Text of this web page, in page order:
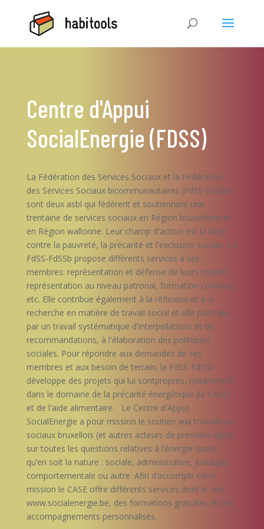
Centre d'Appui
SocialEnergie (FDSS)
La Fédération des Services Sociaux et la Fédération
des Services Sociaux bicommunautaires (FdSS-FdSSb)
sont deux asbl qui fédèrent et soutiennent une
trentaine de services sociaux en Région bruxelloise et
en Région wallonne. Leur champ d'action est la lutte
contre la pauvreté, la précarité et l'exclusion sociale. La
FdSS-FdSSb propose différents services à ses
membres: représentation et défense de leurs intérêts,
représentation au niveau patronal, formation continue,
etc. Elle contribue également à la réflexion et à la
recherche en matière de travail social et elle participe,
par un travail systématique d'interpellations et de
recommandations, à l'élaboration des politiques
sociales. Pour répondre aux demandes de ses
membres et aux besoin de terrain, la FdSS-FdSSb
développe des projets qui lui sontpropres, notamment
dans le domaine de la précarité énergétique (le CASE)
et de l'aide alimentaire. Le Centre d'Appui
SocialEnergie a pour mission le soutien aux travailleurs
sociaux bruxellois (et autres acteurs de première ligne)
sur toutes les questions relatives à l’énergie quelle
qu’en soit la nature : sociale, administrative, juridique,
comportementale ou autre. Afin d’accomplir cette
mission le CASE offre différents services dont le site
www.socialenergie.be, des formations gratuites et des
accompagnements personnalisés.